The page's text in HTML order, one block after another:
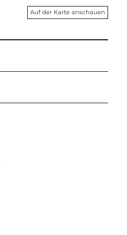
Auf der Karte anschauen